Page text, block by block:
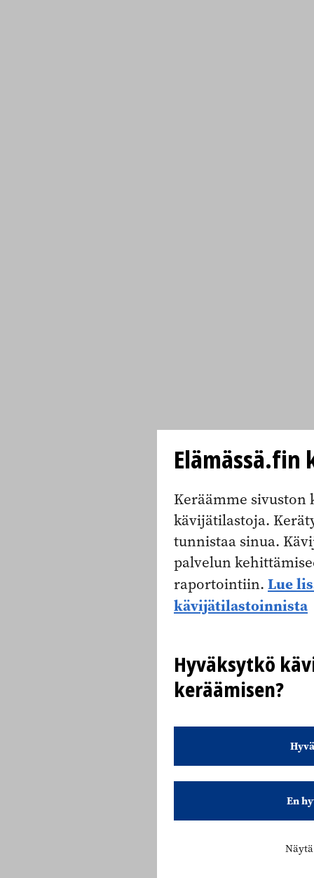
Keräämme sivuston
kävijätilastoja.
tunnistaa sinua.
palvelun
raportointiin. Lue
kävijätilastoinnista
Hyväksytkö
keräämisen?
En